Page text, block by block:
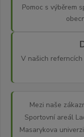
Pomoc s výběrem
V našich
Mezi naše
Sportovní areál
Masarykova